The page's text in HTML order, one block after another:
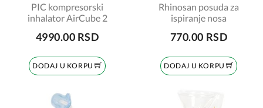
PIC kompresorski
inhalator AirCube 2
4990.00 RSD
DODAJ U KORPU
Rhinosan posuda za
ispiranje nosa
770.00 RSD
DODAJ U KORPU